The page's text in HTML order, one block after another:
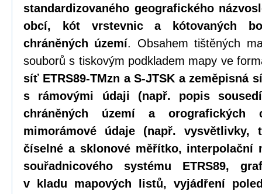
standardizovaného geografického
obcí, kót vrstevnic a kótovaných
chráněných území. Obsahem tištěných
souborů s tiskovým podkladem mapy ve
síť ETRS89-TMzn a S-JTSK a zeměpisná
s rámovými údaji (např. popis
chráněných území a orografických
mimorámové údaje (např. vysvětlivky,
číselné a sklonové měřítko, interpolační
souřadnicového systému ETRS89,
v kladu mapových listů, vyjádření